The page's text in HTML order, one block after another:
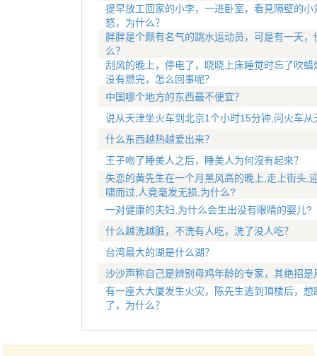
提早放工回家的小李，一进卧室，看見隔壁的
怒，为什么？
胖胖是个颇有名气的跳水运动员，可是有一天
么？
刮风的晚上，停电了，晓晓上床睡觉时忘了吹
没有燃完，怎么回事呢？
中国哪个地方的东西最不便宜？
说从天津坐火车到北京1个小时15分钟,问火车
什么东西越热越爱出来？
王子吻了睡美人之后，睡美人为何沒有起來？
失恋的黄先生在一个月黑风高的晚上,走上街头,
啸而过,人竟毫发无损,为什么?
一对健康的夫妇,为什么会生出没有眼睛的婴儿?
什么越洗越脏，不洗有人吃，洗了没人吃？
台湾最大的湖是什么湖？
沙沙声称自己是辨别母鸡年龄的专家，其绝招是
有一座大大厦发生火灾，陈先生逃到頂楼后，
了，为什么？